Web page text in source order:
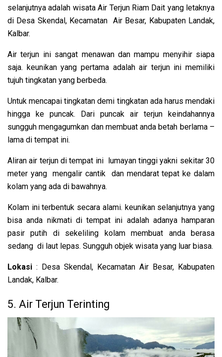
selanjutnya adalah wisata Air Terjun Riam Dait yang letaknya
di Desa Skendal, Kecamatan Air Besar, Kabupaten Landak,
Kalbar.
Air terjun ini sangat menawan dan mampu menyihir siapa
saja. keunikan yang pertama adalah air terjun ini memiliki
tujuh tingkatan yang berbeda.
Untuk mencapai tingkatan demi tingkatan ada harus mendaki
hingga ke puncak. Dari puncak air terjun keindahannya
sungguh mengagumkan dan membuat anda betah berlama –
lama di tempat ini.
Aliran air terjun di tempat ini lumayan tinggi yakni sekitar 30
meter yang mengalir cantik dan mendarat tepat ke dalam
kolam yang ada di bawahnya.
Kolam ini terbentuk secara alami. keunikan selanjutnya yang
bisa anda nikmati di tempat ini adalah adanya hamparan
pasir putih di sekeliling kolam membuat anda berasa
sedang di laut lepas. Sungguh objek wisata yang luar biasa.
Lokasi : Desa Skendal, Kecamatan Air Besar, Kabupaten
Landak, Kalbar.
5. Air Terjun Terinting